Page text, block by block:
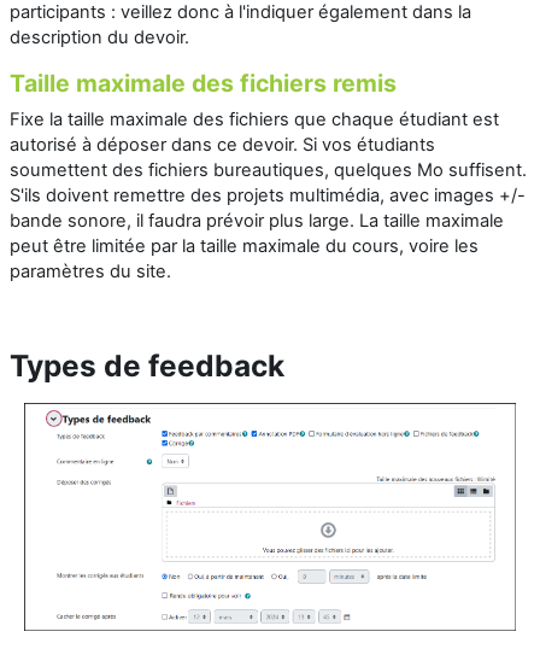
participants : veillez donc à l'indiquer également dans la
description du devoir.
Taille maximale des fichiers remis
Fixe la taille maximale des fichiers que chaque étudiant est
autorisé à déposer dans ce devoir. Si vos étudiants
soumettent des fichiers bureautiques, quelques Mo suffisent.
S'ils doivent remettre des projets multimédia, avec images +/-
bande sonore, il faudra prévoir plus large. La taille maximale
peut être limitée par la taille maximale du cours, voire les
paramètres du site.
Types de feedback